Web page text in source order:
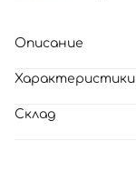
Описание
Характеристики
Склад